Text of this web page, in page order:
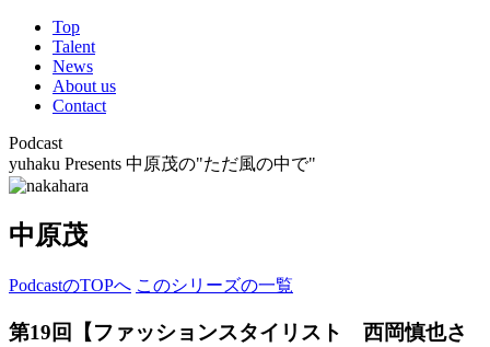
Top
Talent
News
About us
Contact
Podcast
yuhaku Presents 中原茂の"ただ風の中で"
中原茂
PodcastのTOPへ このシリーズの一覧
第19回【ファッションスタイリスト 西岡慎也さ